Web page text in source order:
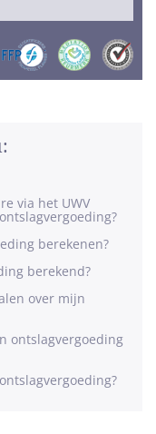
via het UWV
berekenen?
berekend?
over mijn
ontslagvergoeding